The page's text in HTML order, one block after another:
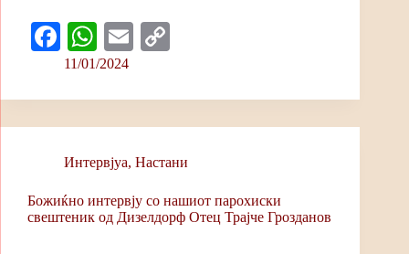
Fa
ce
bo
ok
W
ha
ts
A
pp
E
ail y
Li
nk
11/01/2024
Интервјуa, Настани
Божиќно интервју со нашиот парохиски
свештеник од Дизелдорф Отец Трајче Грозданов